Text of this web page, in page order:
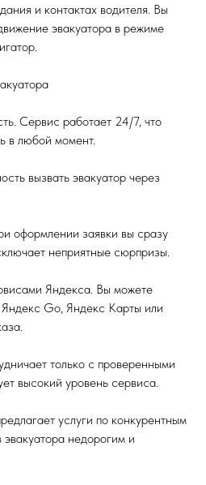
и контактах водителя. Вы
эвакуатора в режиме
Сервис работает 24/7, что
в любой момент.
вызвать эвакуатор через
оформлении заявки вы сразу
неприятные сюрпризы.
Яндекса. Вы можете
Go, Яндекс Карты или
только с проверенными
высокий уровень сервиса.
услуги по конкурентным
недорогим и